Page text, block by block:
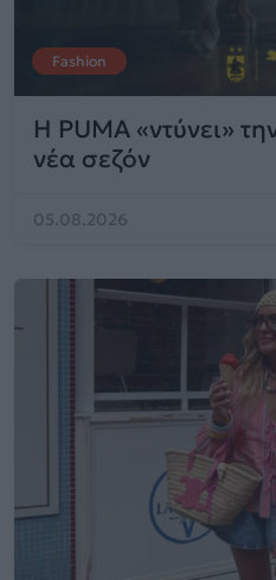
Fashion
Η PUMA «ντύνει»
νέα σεζόν
05.08.2026